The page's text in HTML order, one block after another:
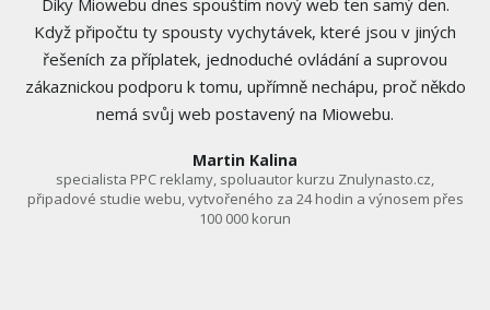
Když připočtu ty spousty vychytávek, které jsou v jiných
řešeních za příplatek, jednoduché ovládání a suprovou
zákaznickou podporu k tomu, upřímně nechápu, proč někdo
nemá svůj web postavený na Miowebu.
Martin Kalina
specialista PPC reklamy, spoluautor kurzu Znulynasto.cz,
připadové studie webu, vytvořeného za 24 hodin a výnosem přes
100 000 korun